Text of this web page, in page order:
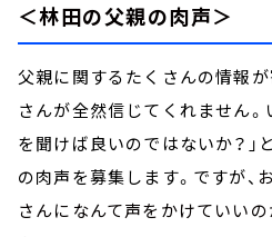
＜林田の父親の肉声＞
父親に関するたくさんの情報
さんが全然信じてくれません。
を聞けば良いのではないか？」
の肉声を募集します。ですが、
さんになんて声をかけていい